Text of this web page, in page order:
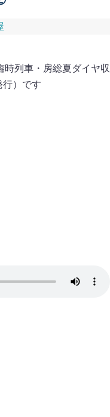
時列車・房総夏ダイヤ収
行）です